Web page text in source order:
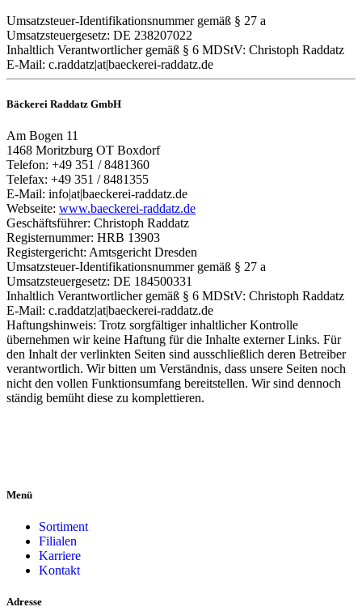
Umsatzsteuer-Identifikationsnummer gemäß § 27 a
Umsatzsteuergesetz: DE 238207022
Inhaltlich Verantwortlicher gemäß § 6 MDStV: Christoph Raddatz
E-Mail: c.raddatz|at|baeckerei-raddatz.de
Bäckerei Raddatz GmbH
Am Bogen 11
1468 Moritzburg OT Boxdorf
Telefon: +49 351 / 8481360
Telefax: +49 351 / 8481355
E-Mail: info|at|baeckerei-raddatz.de
Webseite: www.baeckerei-raddatz.de
Geschäftsführer: Christoph Raddatz
Registernummer: HRB 13903
Registergericht: Amtsgericht Dresden
Umsatzsteuer-Identifikationsnummer gemäß § 27 a
Umsatzsteuergesetz: DE 184500331
Inhaltlich Verantwortlicher gemäß § 6 MDStV: Christoph Raddatz
E-Mail: c.raddatz|at|baeckerei-raddatz.de
Haftungshinweis: Trotz sorgfältiger inhaltlicher Kontrolle
übernehmen wir keine Haftung für die Inhalte externer Links. Für
den Inhalt der verlinkten Seiten sind ausschließlich deren Betreiber
verantwortlich. Wir bitten um Verständnis, dass unsere Seiten noch
nicht den vollen Funktionsumfang bereitstellen. Wir sind dennoch
ständig bemüht diese zu komplettieren.
Menü
Sortiment
Filialen
Karriere
Kontakt
Adresse